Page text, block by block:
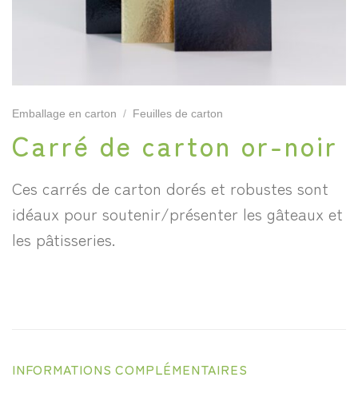
Emballage en carton / Feuilles de carton
Carré de carton or-noir
Ces carrés de carton dorés et robustes sont
idéaux pour soutenir/présenter les gâteaux et
les pâtisseries.
INFORMATIONS COMPLÉMENTAIRES